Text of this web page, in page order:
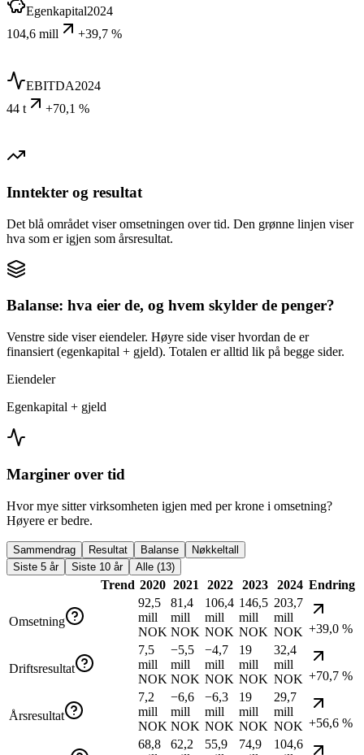
Egenkapital2024
104,6 mill
+39,7 %
EBITDA2024
44 t
+70,1 %
Inntekter og resultat
Det blå området viser omsetningen over tid. Den grønne linjen viser
hva som er igjen som årsresultat.
Balanse: hva eier de, og hvem skylder de penger?
Venstre side viser eiendeler. Høyre side viser hvordan de er
finansiert (egenkapital + gjeld). Totalen er alltid lik på begge sider.
Eiendeler
Egenkapital + gjeld
Marginer over tid
Hvor mye sitter virksomheten igjen med per krone i omsetning?
Høyere er bedre.
Sammendrag Resultat Balanse
Nøkkeltall
Siste 5 år
Siste 10 år Alle (13)
Trend 2020 2021 2022 2023 2024 Endring
Omsetning
92,5
mill
NOK
81,4
mill
NOK
106,4
mill
NOK
146,5
mill
NOK
203,7
mill
NOK +39,0 %
Driftsresultat
7,5
mill
NOK
−5,5
mill
NOK
−4,7
mill
NOK
19
mill
NOK
32,4
mill
NOK +70,7 %
Årsresultat
7,2
mill
NOK
−6,6
mill
NOK
−6,3
mill
NOK
19
mill
NOK
29,7
mill
NOK +56,6 %
68,8
62,2
55,9
74,9
104,6